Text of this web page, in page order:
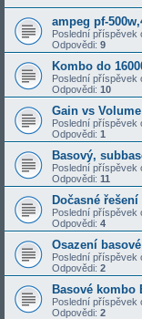
ampeg pf-
Poslední příspěvek
Odpovědi: 9
Kombo do
Poslední příspěvek
Odpovědi: 10
Gain vs
Poslední příspěvek
Odpovědi: 1
Basový,
Poslední příspěvek
Odpovědi: 11
Dočasné
Poslední příspěvek
Odpovědi: 4
Osazení
Poslední příspěvek
Odpovědi: 2
Basové kombo
Poslední příspěvek
Odpovědi: 2